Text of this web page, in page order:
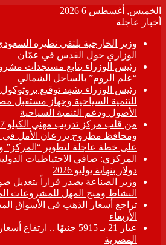
الخميس, أغسطس 6 2026
أخبار عاجلة
وزير الخارجية يلتقي نظيره
الوزاري حول القدس في عمّان
رئيس الوزراء يتابع مستجدات
“علم الروم” بالساحل الشمالي
رئيس الوزراء يشهد توقيع بروتوكول
للتنمية السياحية وجهاز مستقبل
الأصول ودعم التنمية السياحية
ومحافظ مطروح يزرعان الأمل في
على خطة عاجلة لتطوير “المركز”
دولار بنهاية يوليو 2026
وزير الصناعة يصدر قراراً بتعديل
النشاط ومنح المهل للمشروعات
تراجع أسعار الذهب فى الأسواق
الأربعاء
عيار 21 بـ 5915 جنيهًا ..
المصرية